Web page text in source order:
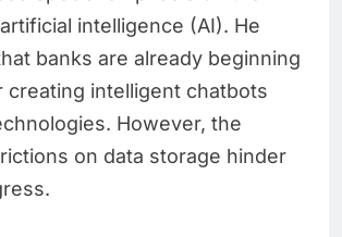
intelligence (AI). He
banks are already beginning
creating intelligent chatbots
However, the
on data storage hinder